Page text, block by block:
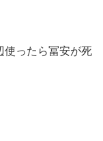
使ったら冨安が死